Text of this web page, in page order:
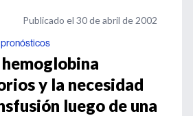
Publicado el 30 de abril de 2002
pronósticos
y la necesidad
luego de una